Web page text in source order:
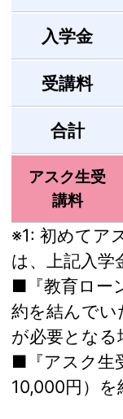
入学金
受講料
合計
アスク生受
講料
※1: 初めてア
は、上記入学
■『教育ロー
約を結んでい
が必要となる
■『アスク生
10,000円）を